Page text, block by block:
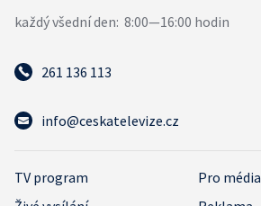
261 136 113
info@ceskatelevize.cz
TV program
Pro média